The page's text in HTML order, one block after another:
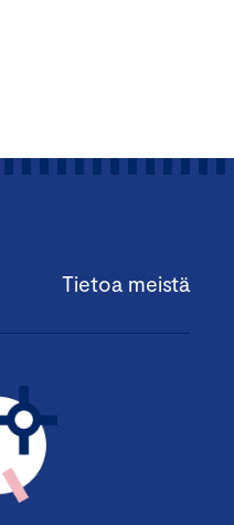
Tietoa meistä